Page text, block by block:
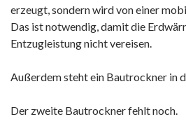
erzeugt, sondern wird von einer
Das ist notwendig, damit die
Entzugleistung nicht vereisen.
Außerdem steht ein Bautrockner in
Der zweite Bautrockner fehlt noch.